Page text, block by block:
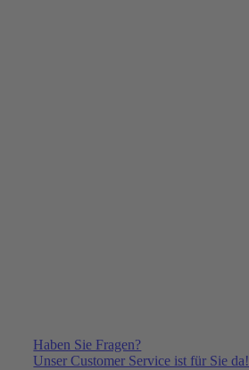
Haben Sie Fragen?
Unser Customer Service ist für Sie da!